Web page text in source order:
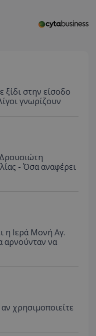
ξίδι στην είσοδο
γνωρίζουν
- Όσα αναφέρει
η Ιερά Μονή Αγ.
αρνούνταν να
χρησιμοποιείτε
μήνας